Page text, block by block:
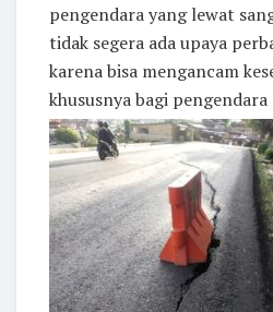
pengendara yang lewat
tidak segera ada upaya
karena bisa mengancam
khususnya bagi pengendara